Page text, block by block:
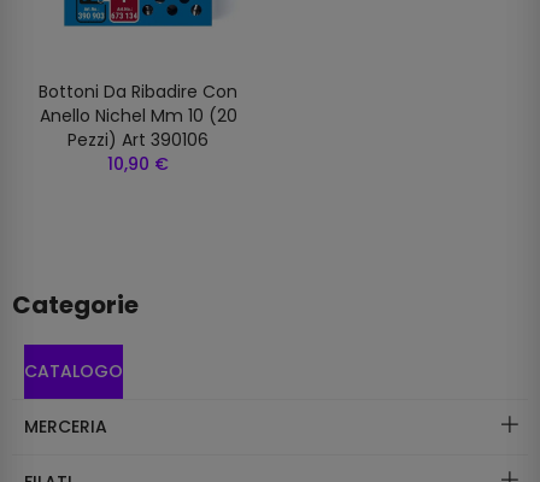
Bottoni Da Ribadire Con
Anello Nichel Mm 10 (20
Pezzi) Art 390106
10,90 €
Categorie
CATALOGO
MERCERIA